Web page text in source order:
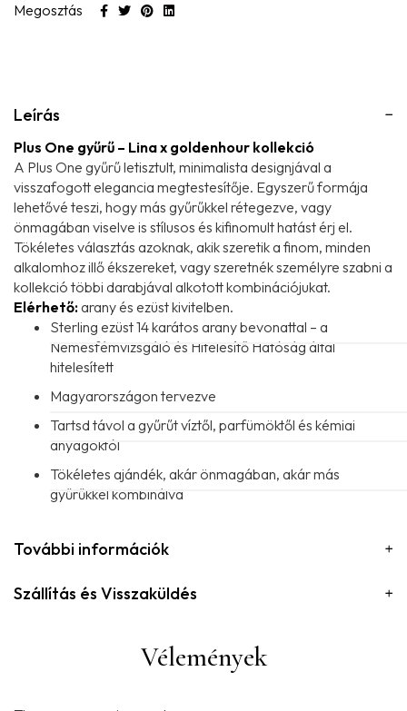
Megosztás
Leírás
Plus One gyűrű – Lina x goldenhour kollekció
A Plus One gyűrű letisztult, minimalista designjával a
visszafogott elegancia megtestesítője. Egyszerű formája
lehetővé teszi, hogy más gyűrűkkel rétegezve, vagy
önmagában viselve is stílusos és kifinomult hatást érj el.
Tökéletes választás azoknak, akik szeretik a finom, minden
alkalomhoz illő ékszereket, vagy szeretnék személyre szabni a
kollekció többi darabjával alkotott kombinációjukat.
Elérhető:arany és ezüst kivitelben.
Sterling ezüst 14 karátos arany bevonattal – a
Nemesfémvizsgáló és Hitelesítő Hatóság által
hitelesített
Magyarországon tervezve
Tartsd távol a gyűrűt víztől, parfümöktől és kémiai
anyagoktól
Tökéletes ajándék, akár önmagában, akár más
gyűrűkkel kombinálva
További információk
Szállítás és Visszaküldés
Vélemények